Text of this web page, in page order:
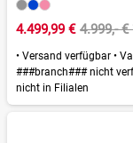
4.499,99 € 4.999,- €
• Versand verfügbar •
###branch### nicht
nicht in Filialen